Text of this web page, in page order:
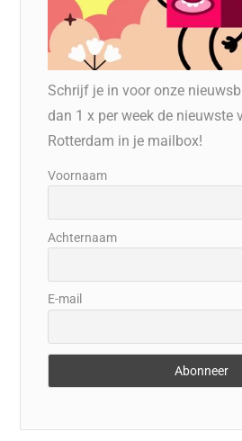
Schrijf je in voor onze
dan 1 x per week de nieuwste
Rotterdam in je mailbox!
Voornaam
Achternaam
E-mail